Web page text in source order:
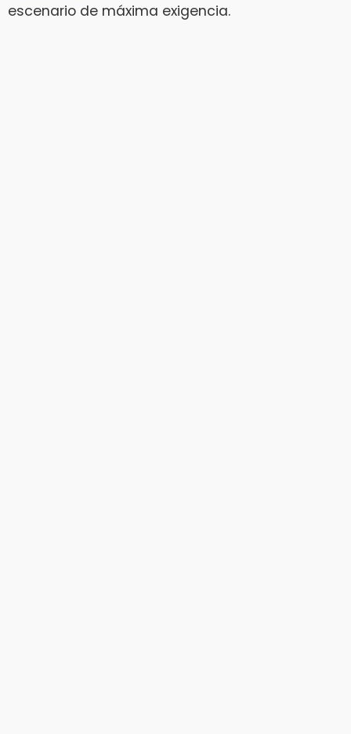
escenario de máxima exigencia.